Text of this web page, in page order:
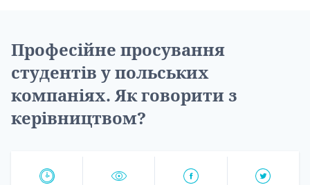
Професійне просування
студентів у польських
компаніях. Як говорити з
керівництвом?